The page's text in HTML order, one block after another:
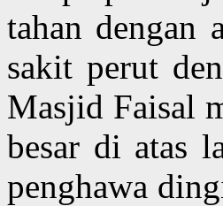
tahan dengan
sakit perut
Masjid Faisal
besar di atas
penghawa